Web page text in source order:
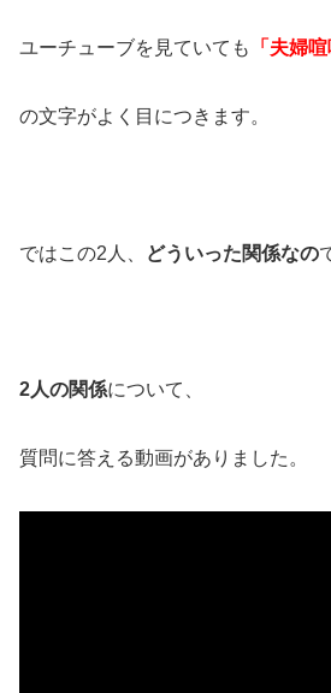
ユーチューブを見ていても 「夫婦喧
の文字がよく目につきます。
ではこの2人、 どういった関係なの
2人の関係について、
質問に答える動画がありました。